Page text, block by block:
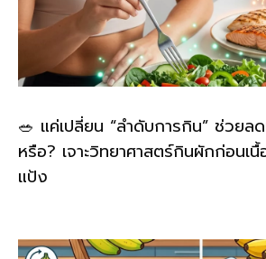
🥗 แค่เปลี่ยน “ลำดับการกิน” ช่วยล
หรือ? เจาะวิทยาศาสตร์กินผักก่อนเ
แป้ง